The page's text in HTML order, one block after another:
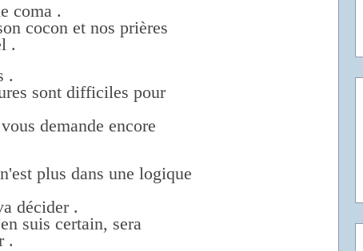
coma .
cocon et nos prières
.
.
sont difficiles pour
demande encore
plus dans une logique
décider .
suis certain, sera
.